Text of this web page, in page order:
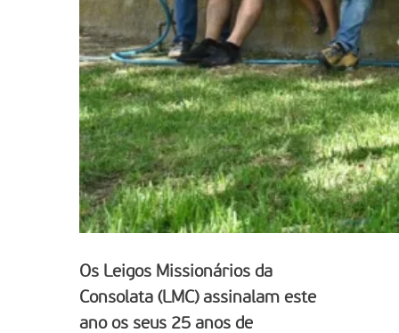
Os Leigos Missionários da
Consolata (LMC) assinalam este
ano os seus 25 anos de